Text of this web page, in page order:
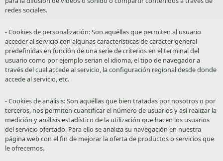
redes sociales.
- Cookies de personalización: Son aquéllas que permiten al usuario
acceder al servicio con algunas características de carácter general
predefinidas en función de una serie de criterios en el terminal del
usuario como por ejemplo serian el idioma, el tipo de navegador a
través del cual accede al servicio, la configuración regional desde donde
accede al servicio, etc.
- Cookies de análisis: Son aquéllas que bien tratadas por nosotros o por
terceros, nos permiten cuantificar el número de usuarios y así realizar la
medición y análisis estadístico de la utilización que hacen los usuarios
del servicio ofertado. Para ello se analiza su navegación en nuestra
página web con el fin de mejorar la oferta de productos o servicios que
le ofrecemos.